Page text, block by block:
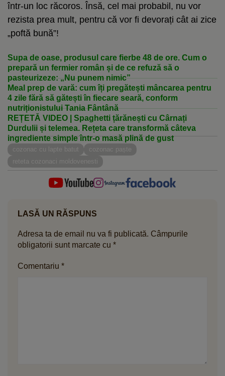
într-un loc răcoros. Însă, cel mai probabil, nu vor
rezista prea mult, pentru că vor fi devorați cât ai zice
„poftă bună”!
Supa de oase, produsul care fierbe 48 de ore. Cum o
prepară un fermier român și de ce refuză să o
pasteurizeze: „Nu punem nimic”
Meal prep de vară: cum îți pregătești mâncarea pentru
4 zile fără să gătești în fiecare seară, conform
nutriționistului Tania Fântână
REȚETĂ VIDEO | Spaghetti țărănești cu Cârnați
Durdulii și telemea. Rețeta care transformă câteva
ingrediente simple într-o masă plină de gust
cozonac cu lapte batut
cozonac paște
reteta cozonaci moldovenesti
LASĂ UN RĂSPUNS
Adresa ta de email nu va fi publicată. Câmpurile
obligatorii sunt marcate cu *
Comentariu *